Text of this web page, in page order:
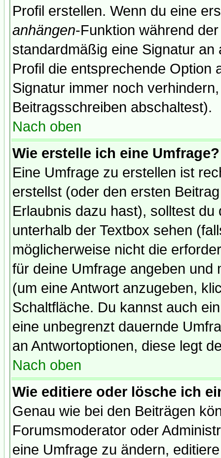
Profil erstellen. Wenn du eine
anhängen-Funktion während
standardmäßig eine Signatur
Profil die entsprechende Option
Signatur immer noch
Beitragsschreiben abschaltest).
Nach oben
Wie erstelle ich eine Umfrage?
Eine Umfrage zu erstellen ist
erstellst (oder den ersten
Erlaubnis dazu hast), solltest
unterhalb der Textbox sehen
möglicherweise nicht die
für deine Umfrage angeben und
(um eine Antwort anzugeben,
Schaltfläche. Du kannst auch
eine unbegrenzt dauernde
an Antwortoptionen, diese legt
Nach oben
Wie editiere oder lösche ich
Genau wie bei den Beiträgen
Forumsmoderator oder
eine Umfrage zu ändern,